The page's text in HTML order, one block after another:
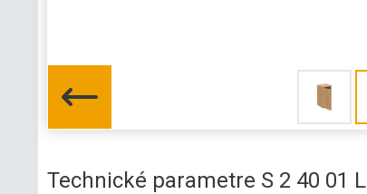
Technické parametre S 2 40 01 L